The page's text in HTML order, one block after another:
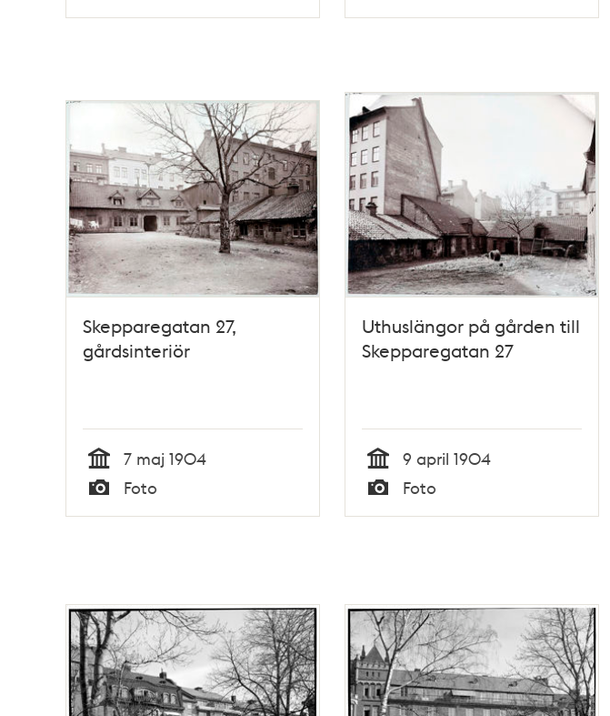
Typ Typ
Skepparegatan 27,
gårdsinteriör
Tid
7 maj 1904
Typ
Foto
Uthuslängor på gården till
Skepparegatan 27
Tid
9 april 1904
Typ
Foto